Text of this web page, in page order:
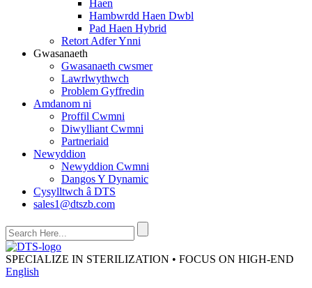
Haen
Hambwrdd Haen Dwbl
Pad Haen Hybrid
Retort Adfer Ynni
Gwasanaeth
Gwasanaeth cwsmer
Lawrlwythwch
Problem Gyffredin
Amdanom ni
Proffil Cwmni
Diwylliant Cwmni
Partneriaid
Newyddion
Newyddion Cwmni
Dangos Y Dynamic
Cysylltwch â DTS
sales1@dtszb.com
SPECIALIZE IN STERILIZATION • FOCUS ON HIGH-END
English